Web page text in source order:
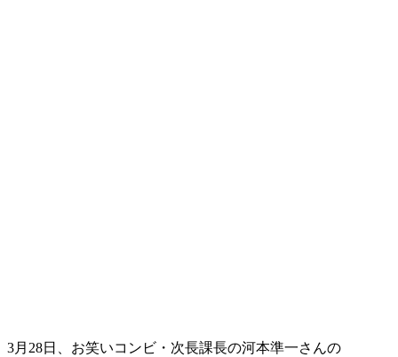
3月28日、お笑いコンビ・次長課長の河本準一さんの